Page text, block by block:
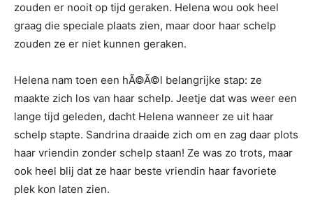
zouden er nooit op tijd geraken. Helena wou ook heel
graag die speciale plaats zien, maar door haar schelp
zouden ze er niet kunnen geraken.
Helena nam toen een hÃ©Ã©l belangrijke stap: ze
maakte zich los van haar schelp. Jeetje dat was weer een
lange tijd geleden, dacht Helena wanneer ze uit haar
schelp stapte. Sandrina draaide zich om en zag daar plots
haar vriendin zonder schelp staan! Ze was zo trots, maar
ook heel blij dat ze haar beste vriendin haar favoriete
plek kon laten zien.